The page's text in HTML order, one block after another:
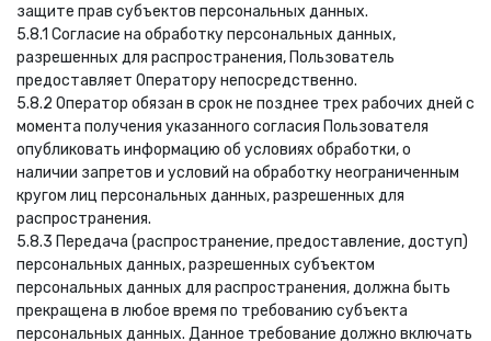
защите прав субъектов персональных данных.
5.8.1 Согласие на обработку персональных данных,
разрешенных для распространения, Пользователь
предоставляет Оператору непосредственно.
5.8.2 Оператор обязан в срок не позднее трех рабочих дней с
момента получения указанного согласия Пользователя
опубликовать информацию об условиях обработки, о
наличии запретов и условий на обработку неограниченным
кругом лиц персональных данных, разрешенных для
распространения.
5.8.3 Передача (распространение, предоставление, доступ)
персональных данных, разрешенных субъектом
персональных данных для распространения, должна быть
прекращена в любое время по требованию субъекта
персональных данных. Данное требование должно включать